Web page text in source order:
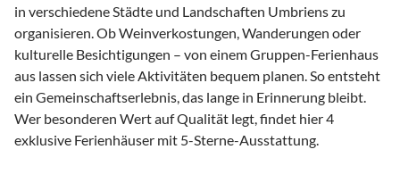
in verschiedene Städte und Landschaften Umbriens zu
organisieren. Ob Weinverkostungen, Wanderungen oder
kulturelle Besichtigungen – von einem Gruppen-Ferienhaus
aus lassen sich viele Aktivitäten bequem planen. So entsteht
ein Gemeinschaftserlebnis, das lange in Erinnerung bleibt.
Wer besonderen Wert auf Qualität legt, findet hier 4
exklusive Ferienhäuser mit 5-Sterne-Ausstattung.